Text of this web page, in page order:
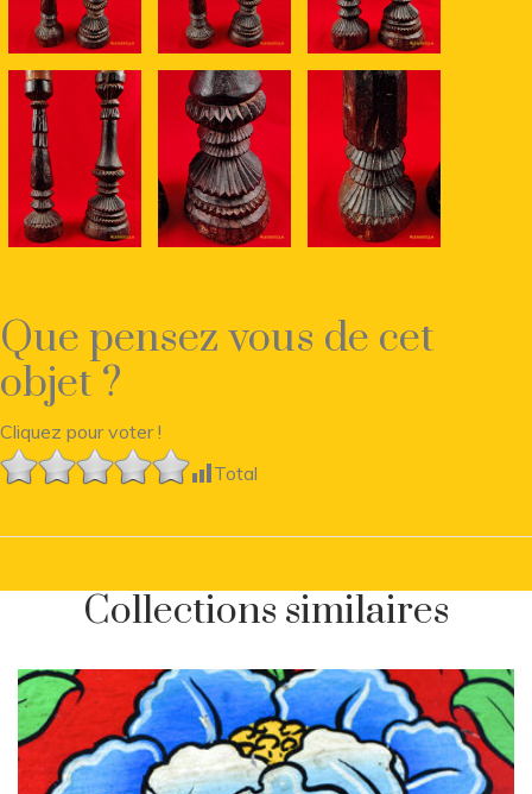
Que pensez vous de cet
objet ?
Cliquez pour voter !
Total
Collections similaires